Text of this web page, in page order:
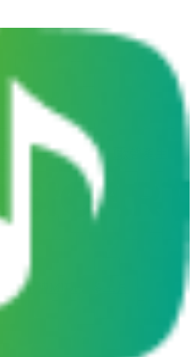
AI歌曲翻唱產生器AI歌聲產生器
AI 音訊轉MIDI